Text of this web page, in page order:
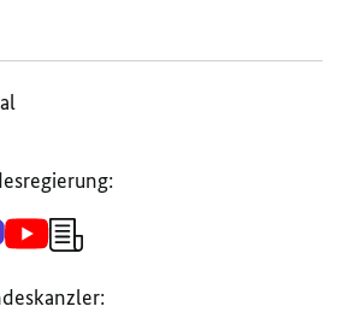
Zum
Mastodon-
der
Bundesregierung
Zum
YouTube-
Bundesregierung
Anmeldung